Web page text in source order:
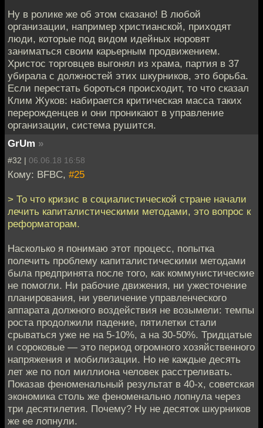
Ну в ролике же об этом сказано! В любой
организации, например христианской, приходят
люди, которые под видом идейных норовят
заниматься своим карьерным продвижением.
Христос торговцев выгонял из храма, партия в 37
убирала с должностей этих шкурников, это борьба.
Если перестать бороться происходит, то что сказал
Клим Жуков: набирается критическая масса таких
перерожденцев и они проникают в управление
организации, система рушится.
GrUm »
#32 | 06.06.18 16:58
Кому: BFBC, #25
> То что кризис в социалистической стране начали
лечить капиталистическими методами, это вопрос к
реформаторам.
Насколько я понимаю этот процесс, попытка
полечить проблему капиталистическими методами
была предпринята после того, как коммунистические
не помогли. Ни рабочие движения, ни ужесточение
планирования, ни увеличение управленческого
аппарата должного воздействия не возымели: темпы
роста продолжили падение, пятилетки стали
срываться уже не на 5-10%, а на 30-50%. Тридцатые
и сороковые — это период огромного хозяйственного
напряжения и мобилизации. Но не каждые десять
лет же по пол миллиона человек расстреливать.
Показав феноменальный результат в 40-х, советская
экономика столь же феноменально лопнула через
три десятилетия. Почему? Ну не десяток шкурников
же ее лопнули.